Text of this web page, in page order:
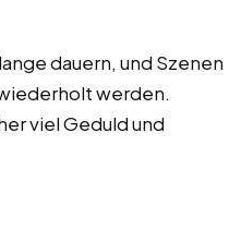
dauern, und Szenen
werden.
viel Geduld und